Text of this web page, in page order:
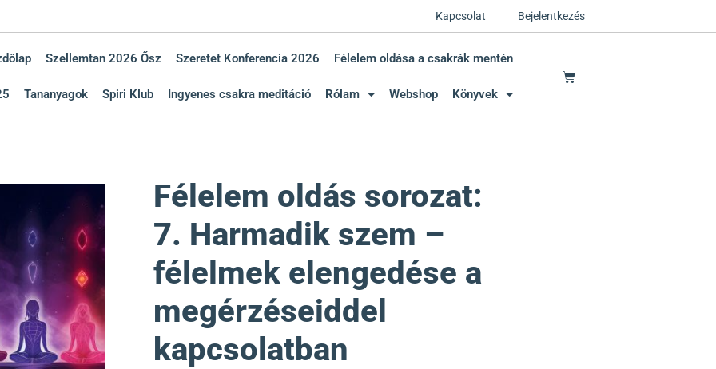
Kapcsolat Bejelentkezés
Szellemtan 2026 Ősz Szeretet Konferencia 2026 Félelem oldása a csakrák mentén
Tananyagok Spiri Klub Ingyenes csakra meditáció Rólam Webshop Könyvek
Félelem oldás sorozat:
7. Harmadik szem –
félelmek elengedése a
megérzéseiddel
kapcsolatban